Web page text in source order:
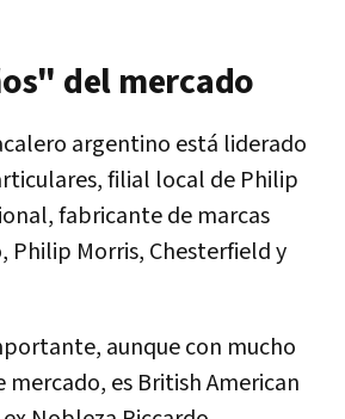
del mercado
argentino está liderado
filial local de Philip
fabricante de marcas
Philip Morris, Chesterfield y
aunque con mucho
mercado, es British American